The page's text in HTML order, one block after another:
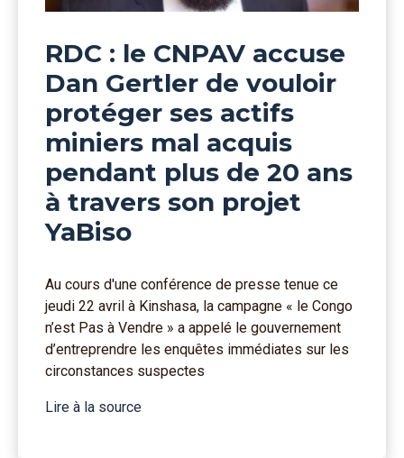
RDC : le CNPAV accuse
Dan Gertler de vouloir
protéger ses actifs
miniers mal acquis
pendant plus de 20 ans
à travers son projet
YaBiso
Au cours d'une conférence de presse tenue ce
jeudi 22 avril à Kinshasa, la campagne « le Congo
n’est Pas à Vendre » a appelé le gouvernement
d’entreprendre les enquêtes immédiates sur les
circonstances suspectes
Lire à la source